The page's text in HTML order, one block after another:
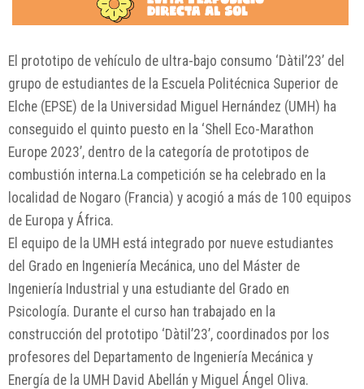
El prototipo de vehículo de ultra-bajo consumo ‘Dàtil’23’ del
grupo de estudiantes de la Escuela Politécnica Superior de
Elche (EPSE) de la Universidad Miguel Hernández (UMH) ha
conseguido el quinto puesto en la ‘Shell Eco-Marathon
Europe 2023’, dentro de la categoría de prototipos de
combustión interna.La competición se ha celebrado en la
localidad de Nogaro (Francia) y acogió a más de 100 equipos
de Europa y África.
El equipo de la UMH está integrado por nueve estudiantes
del Grado en Ingeniería Mecánica, uno del Máster de
Ingeniería Industrial y una estudiante del Grado en
Psicología. Durante el curso han trabajado en la
construcción del prototipo ‘Dàtil’23’, coordinados por los
profesores del Departamento de Ingeniería Mecánica y
Energía de la UMH David Abellán y Miguel Ángel Oliva.